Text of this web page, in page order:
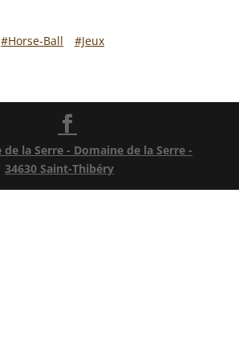
#Horse-Ball #Jeux
de la Serre - Domaine de la Serre -
34630 Saint-Thibéry